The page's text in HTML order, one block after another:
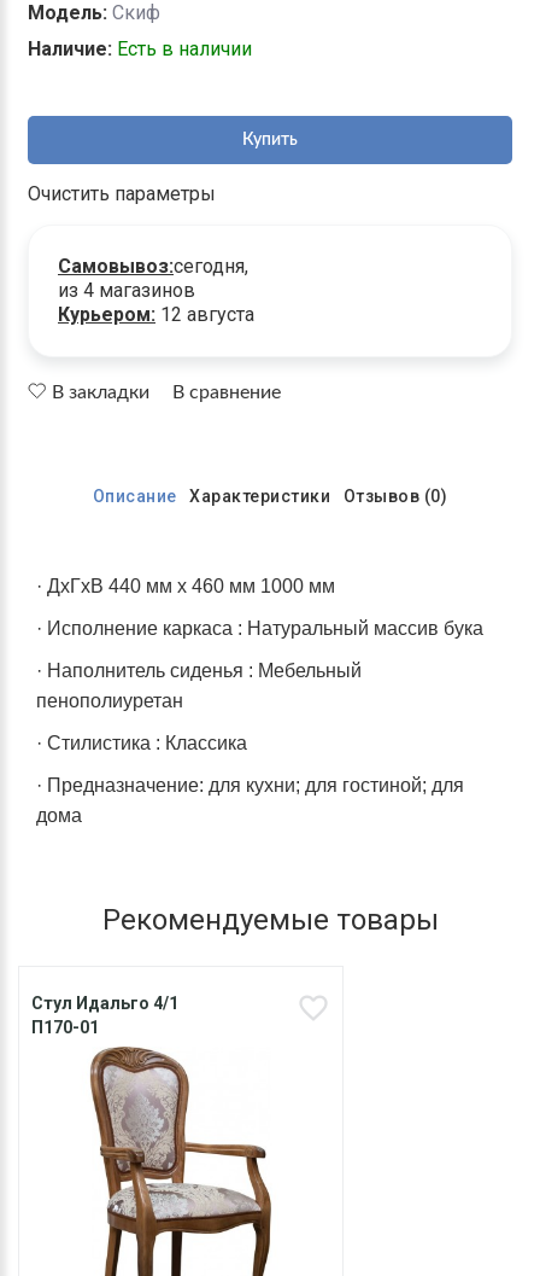
Модель: Скиф
Наличие: Есть в наличии
Купить
Очистить параметры
Самовывоз:сегодня,
из 4 магазинов
Курьером: 12 августа
В закладки В сравнение
Описание Характеристики Отзывов (0)
· ДхГхВ 440 мм х 460 мм 1000 мм
· Исполнение каркаса : Натуральный массив бука
· Наполнитель сиденья : Мебельный
пенополиуретан
· Стилистика : Классика
· Предназначение: для кухни; для гостиной; для
дома
Рекомендуемые товары
Стул Идальго 4/1
П170-01